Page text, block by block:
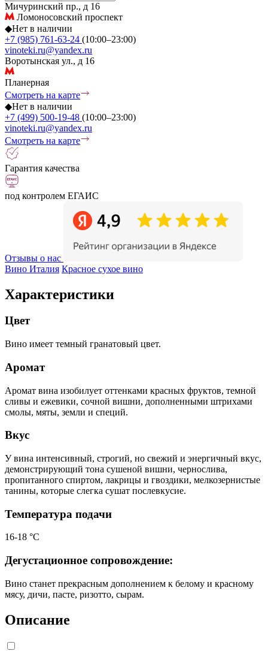
Мичуринский пр., д 16
Ломоносовский проспект
◆Нет в наличии
+7 (985) 761-63-24 (10:00–23:00)
vinoteki.ru@yandex.ru
Воротынская ул., д 16
Планерная
Смотреть на карте
◆Нет в наличии
+7 (499) 500-19-48 (10:00–23:00)
vinoteki.ru@yandex.ru
Смотреть на карте
Гарантия качества
под контролем ЕГАИС
Отзывы о нас
Вино Италия Красное сухое вино
Характеристики
Цвет
Вино имеет темный гранатовый цвет.
Аромат
Аромат вина изобилует оттенками красных фруктов, темной
сливы и ежевики, сочной вишни, дополненными штрихами
смолы, мяты, земли и специй.
Вкус
У вина интенсивный, строгий, но свежий и энергичный вкус,
демонстрирующий тона сушеной вишни, чернослива,
пропитанного спиртом, лакрицы и гвоздики, мелкозернистые
танины, которые слегка сушат послевкусие.
Температура подачи
16-18 °С
Дегустационное сопровождение:
Вино станет прекрасным дополнением к белому и красному
мясу, дичи, пасте, ризотто, сырам.
Описание